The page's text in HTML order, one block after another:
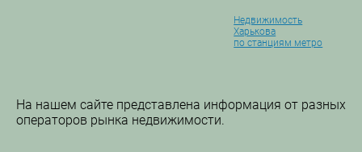
Недвижимость
Харькова
по станциям метро
На нашем сайте представлена информация от разных
операторов рынка недвижимости.